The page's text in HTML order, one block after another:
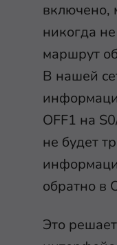
включено,
никогда
маршрут
В нашей
OFF1 на
не будет
обратно в
Это